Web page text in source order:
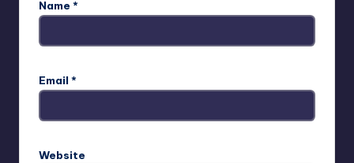
Name *
Email *
Website